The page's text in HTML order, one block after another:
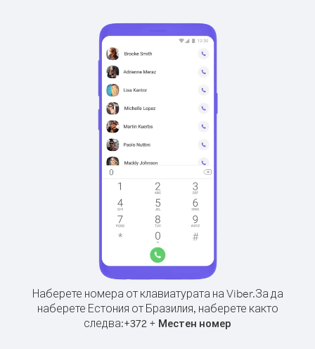
Наберете номера от клавиатурата на Viber.За да
наберете Естония от Бразилия, наберете както
следва:+372 + Местен номер